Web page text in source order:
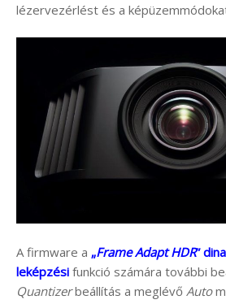
lézervezérlést és a
A firmware a „Frame Adapt HDR”
leképzési funkció számára további
Quantizerbeállítás a meglévő Auto